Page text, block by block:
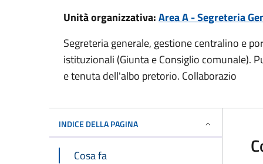
Unità organizzativa:Area A - Segreteria
Segreteria generale, gestione centralino e
istituzionali (Giunta e Consiglio comunale).
e tenuta dell'albo pretorio. Collaborazio
INDICE DELLA PAGINA
Cosa fa